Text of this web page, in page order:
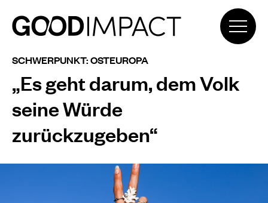
SCHWERPUNKT: OSTEUROPA
„Es geht darum, dem Volk
seine Würde
zurückzugeben“